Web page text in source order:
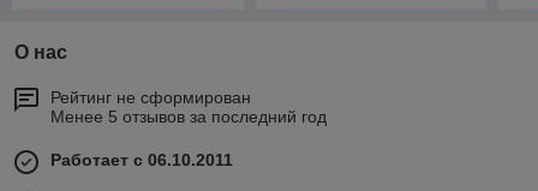
О нас
Рейтинг не сформирован
Менее 5 отзывов за последний год
Работает с 06.10.2011